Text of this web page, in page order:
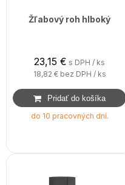
Žľabový roh hlboký
23,15 € s DPH / ks
18,82 € bez DPH / ks
do 10 pracovných dní.